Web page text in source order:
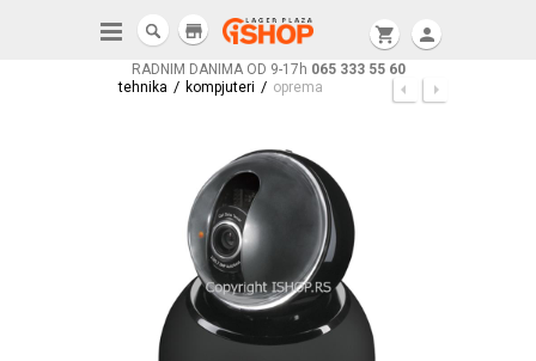
RADNIM DANIMA OD 9-17h 065 333 55 60
shopping_cart person
store
tehnika / kompjuteri / oprema